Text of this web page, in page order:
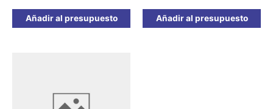
Añadir al presupuesto Añadir al presupuesto